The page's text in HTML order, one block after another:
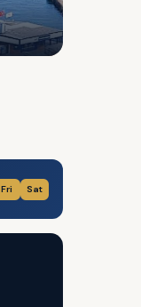
Fri Sat